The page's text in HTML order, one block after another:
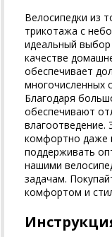
Велосипедки из
трикотажа с
идеальный выбор
качестве
обеспечивает
многочисленных
Благодаря
обеспечивают
влагоотведение.
комфортно даже
поддерживать
нашими
задачам.
комфортом и